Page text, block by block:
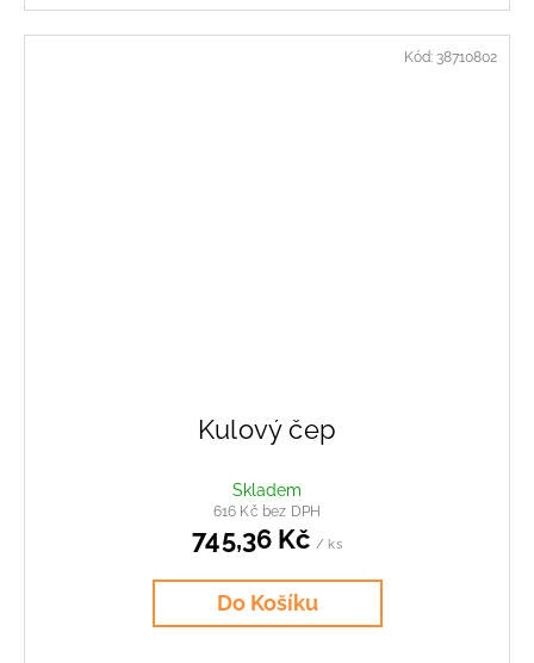
Kulový čep
Skladem
616 Kč bez DPH
745,36 Kč / ks
Do Košíku
Kód: 38710802